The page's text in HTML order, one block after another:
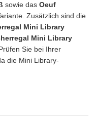
sowie das Oeuf
Zusätzlich sind die
Mini Library
Mini Library
Sie bei Ihrer
die Mini Library-